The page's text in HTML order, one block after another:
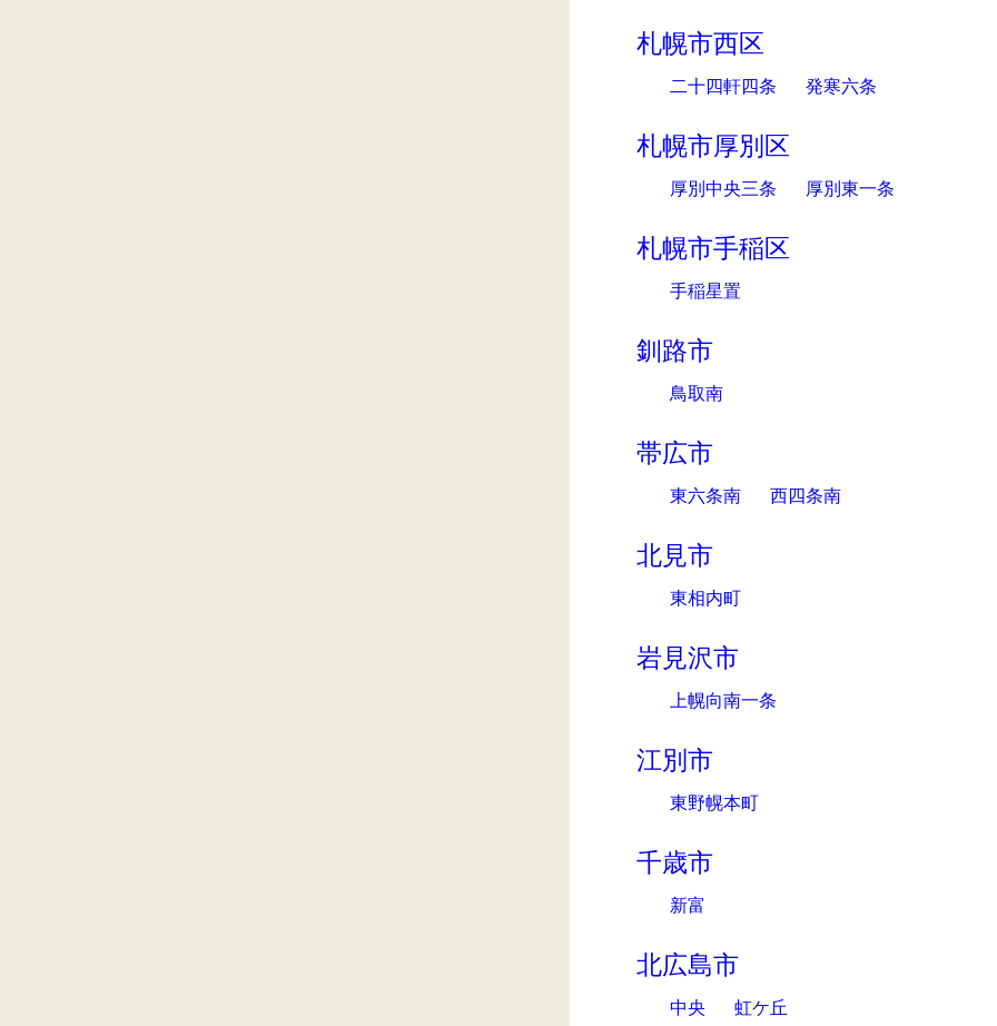
札幌市西区
二十四軒四条 発寒六条
札幌市厚別区
厚別中央三条 厚別東一条
札幌市手稲区
手稲星置
釧路市
鳥取南
帯広市
東六条南 西四条南
北見市
東相内町
岩見沢市
上幌向南一条
江別市
東野幌本町
千歳市
新富
北広島市
中央 虹ケ丘